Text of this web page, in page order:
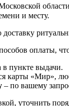
и месту.
оплаты,
в пункте выдачи.
карты «Мир»,
– по вашему
уточнить